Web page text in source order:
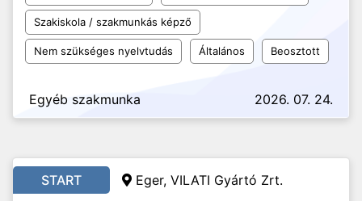
Szakiskola / szakmunkás képző
Nem szükséges nyelvtudás Általános Beosztott
Egyéb szakmunka 2026. 07. 24.
START Eger, VILATI Gyártó Zrt.